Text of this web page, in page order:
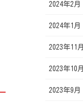
2024年2月
2024年1月
2023年11月
2023年10月
2023年9月